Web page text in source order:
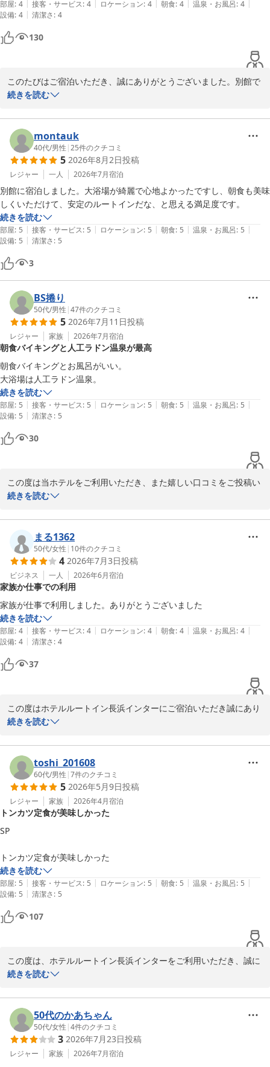
ホテルルートイン長浜インター
2026-05-29
お風呂も広めでゆっくり出来ました。
夕食はホテル内のお店で食べましたが、近江牛のコロッケが美味しかっ
たです。
部屋: 4 接客・サービス: 4 ロケーション: 4 朝食: 4 温泉・お風呂: 4
設備: 4 | 清潔さ: 4
130
このたびはご宿泊いただき、誠にありがとうございました。別館で
の特別感や広めのお風呂でゆっくりお過ごしいただけたとのこと、
をいただき、重ねて御礼申し上げます。またのお越しを心よりお待
ちしております。
フロント　中嶋
ホテルルートイン長浜インター
2026-05-28
続きを読む
montauk
40代/男性 |25件のクチコミ
5 2026年8月2日投稿
レジャー 一人 2026年7月宿泊
別館に宿泊しました。大浴場が綺麗で心地よかったですし、朝食も美味
しくいただけて、安定のルートインだな、と思える満足度です。
続きを読む
部屋: 5 | 接客・サービス: 5 | ロケーション: 5 | 朝食: 5 | 温泉・お風呂: 5 |
設備: 5 | 清潔さ: 5
3
BS捲り
50代/男性 |47件のクチコミ
5 2026年7月11日投稿
レジャー 家族 2026年7月宿泊
朝食バイキングと人工ラドン温泉が最高
朝食バイキングとお風呂がいい。
大浴場は人工ラドン温泉。
続きを読む
部屋: 5 | 接客・サービス: 5 | ロケーション: 5 | 朝食: 5 | 温泉・お風呂: 5 |
設備: 5 | 清潔さ: 5
30
この度は当ホテルをご利用いただき、また嬉しい口コミをご投稿い
ただき誠にありがとうございます。
こと、大変嬉しく拝読いたしました。お客様に一日の始まりを気持
ちよく迎えていただけるよう、朝食や館内設備の充実に努めており
ますので、お褒めのお言葉はスタッフ一同の励みになります。
今後もより快適にお過ごしいただけるホテルを目指してまいりま
す。またお近くへお越しの際は、ぜひ当ホテルをご利用ください。
スタッフ一同、心よりお待ちしております。
フロント　和泉
ホテルルートイン長浜インター
続きを読む
まる1362
50代/女性 | 10件のクチコミ
4 2026年7月3日投稿
ビジネス 一人 2026年6月宿泊
家族か仕事での利用
家族が仕事で利用しました。ありがとうございました
続きを読む
部屋: 4 | 接客・サービス: 4 | ロケーション: 4 | 朝食: 4 | 温泉・お風呂: 4 |
設備: 4 | 清潔さ: 4
37
この度はホテルルートイン長浜インターにご宿泊いただき誠にあり
がとうございます。
ご宿泊当日はごゆっくりとお過ごしいただけましたでしょうか。
お客様の大切なお仕事を陰ながら少しでもサポートできておりまし
たら幸いです。
長浜へお越しの際はぜひ当ホテルへお立ち寄りくださいませ。
またのご利用を心よりお待ちしております。
ホテルルートイン長浜インター
2026-07-13
続きを読む
toshi_201608
60代/男性 |7件のクチコミ
5 2026年5月9日投稿
レジャー 家族 2026年4月宿泊
トンカツ定食が美味しかった
SP
トンカツ定食が美味しかった
続きを読む
部屋: 5 | 接客・サービス: 5 | ロケーション: 5 | 朝食: 5 | 温泉・お風呂: 5 |
設備: 5 | 清潔さ: 5
107
この度は、ホテルルートイン長浜インターをご利用いただき、誠に
ありがとうございます。
変光栄でございます。お食事にご満足いただけたとのこと、私ども
も大変嬉しく存じます。
お客様からの温かいお言葉は、夕食レストラン運営に大きな励みと
なります。これからも、お客様にご満足いただけるお食事とサービ
続きを読む
50代のかあちゃん
50代/女性 |4件のクチコミ
3 2026年7月23日投稿
レジャー 家族 2026年7月宿泊